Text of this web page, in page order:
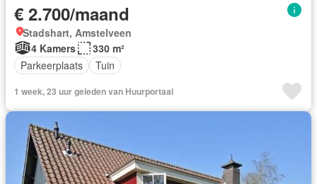
€ 2.700/maand
Stadshart, Amstelveen
4 Kamers
330 m²
Parkeerplaats
Tuin
1 week, 23 uur geleden van Huurportaal